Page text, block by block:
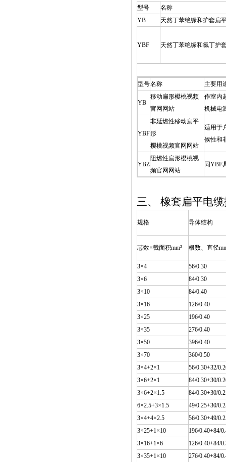
型号
名称
YB
天然丁苯绝缘和护套扁
YBF 天然丁苯绝缘和氯丁护
型号名称 主要用
YB
移动扁形樱桃视频
官网网站
作室内
机械电
YBF
非延燃性移动扁平
形
樱桃视频官网网站
适用于
候性和
YBZ
阻燃性扁形樱桃视
频官网网站
同YBF
三、 橡套扁平电
规格 导体结构
芯数×截面积mm² 根数、直径
3×4
56/0.30
3×6
84/0.30
3×10
84/0.40
3×16
126/0.40
3×25
196/0.40
3×35
276/0.40
3×50
396/0.40
3×70
360/0.50
3×4+2×1
56/0.30+32/
3×6+2×1
84/0.30+30/
3×6+2×1.5
84/0.30+30/
6×2.5+3×1.5
49/0.25+30/
3×4+4×2.5
56/0.30+49/
3×25+1×10
196/0.40+84/
3×16+1×6
126/0.40+84/
3×35+1×10
276/0.40+84/